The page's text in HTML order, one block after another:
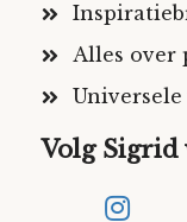
Alles over
Volg Sigrid